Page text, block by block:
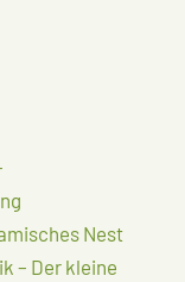
Nest
– Der kleine